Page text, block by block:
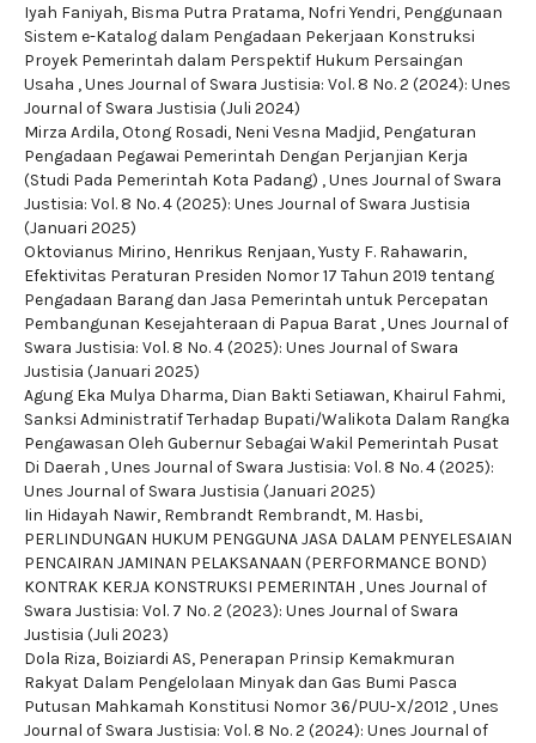
Iyah Faniyah, Bisma Putra Pratama, Nofri Yendri, Penggunaan
Sistem e-Katalog dalam Pengadaan Pekerjaan Konstruksi
Proyek Pemerintah dalam Perspektif Hukum Persaingan
Usaha ,Unes Journal of Swara Justisia: Vol. 8 No. 2 (2024): Unes
Journal of Swara Justisia (Juli 2024)
Mirza Ardila, Otong Rosadi, Neni Vesna Madjid, Pengaturan
Pengadaan Pegawai Pemerintah Dengan Perjanjian Kerja
(Studi Pada Pemerintah Kota Padang) ,Unes Journal of Swara
Justisia: Vol. 8 No. 4 (2025): Unes Journal of Swara Justisia
(Januari 2025)
Oktovianus Mirino, Henrikus Renjaan, Yusty F. Rahawarin,
Efektivitas Peraturan Presiden Nomor 17 Tahun 2019 tentang
Pengadaan Barang dan Jasa Pemerintah untuk Percepatan
Pembangunan Kesejahteraan di Papua Barat ,Unes Journal of
Swara Justisia: Vol. 8 No. 4 (2025): Unes Journal of Swara
Justisia (Januari 2025)
Agung Eka Mulya Dharma, Dian Bakti Setiawan, Khairul Fahmi,
Sanksi Administratif Terhadap Bupati/Walikota Dalam Rangka
Pengawasan Oleh Gubernur Sebagai Wakil Pemerintah Pusat
Di Daerah ,Unes Journal of Swara Justisia: Vol. 8 No. 4 (2025):
Unes Journal of Swara Justisia (Januari 2025)
Iin Hidayah Nawir, Rembrandt Rembrandt, M. Hasbi,
PERLINDUNGAN HUKUM PENGGUNA JASA DALAM PENYELESAIAN
PENCAIRAN JAMINAN PELAKSANAAN (PERFORMANCE BOND)
KONTRAK KERJA KONSTRUKSI PEMERINTAH ,Unes Journal of
Swara Justisia: Vol. 7 No. 2 (2023): Unes Journal of Swara
Justisia (Juli 2023)
Dola Riza, Boiziardi AS, Penerapan Prinsip Kemakmuran
Rakyat Dalam Pengelolaan Minyak dan Gas Bumi Pasca
Putusan Mahkamah Konstitusi Nomor 36/PUU-X/2012 ,Unes
Journal of Swara Justisia: Vol. 8 No. 2 (2024): Unes Journal of